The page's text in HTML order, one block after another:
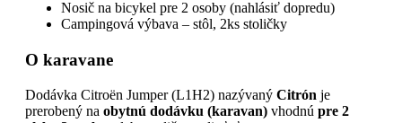
Nosič na bicykel pre 2 osoby (nahlásiť dopredu)
Campingová výbava – stôl, 2ks stoličky
O karavane
Dodávka Citroën Jumper (L1H2) nazývaný Citrón je
prerobený na obytnú dodávku (karavan) vhodnú pre 2